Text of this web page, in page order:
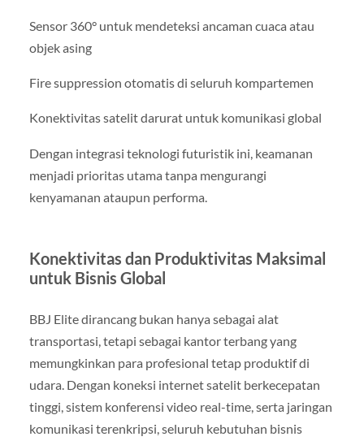
Sensor 360° untuk mendeteksi ancaman cuaca atau
objek asing
Fire suppression otomatis di seluruh kompartemen
Konektivitas satelit darurat untuk komunikasi global
Dengan integrasi teknologi futuristik ini, keamanan
menjadi prioritas utama tanpa mengurangi
kenyamanan ataupun performa.
Konektivitas dan Produktivitas Maksimal
untuk Bisnis Global
BBJ Elite dirancang bukan hanya sebagai alat
transportasi, tetapi sebagai kantor terbang yang
memungkinkan para profesional tetap produktif di
udara. Dengan koneksi internet satelit berkecepatan
tinggi, sistem konferensi video real-time, serta jaringan
komunikasi terenkripsi, seluruh kebutuhan bisnis